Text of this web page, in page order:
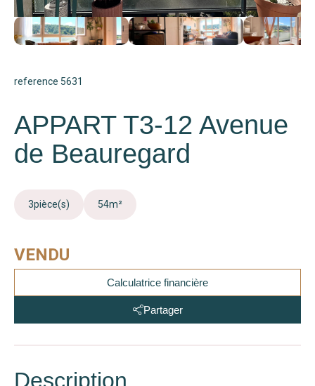
Notre City Guide
reference 5631
APPART T3-12 Avenue
de Beauregard
3pièce(s) 54m²
VENDU
Calculatrice financière
Partager
Description